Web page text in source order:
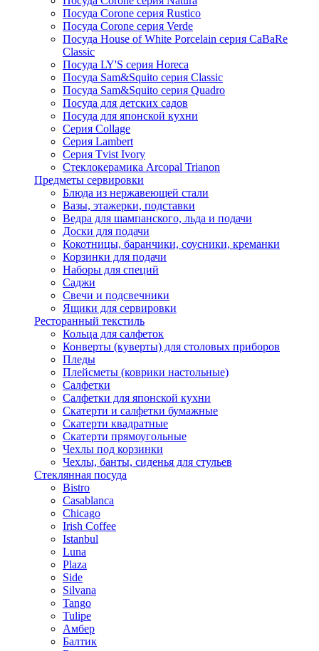
Посуда Corone серия Rustico
Посуда Corone серия Verde
Посуда House of White Porcelain серия CaBaRe
Classic
Посуда LY'S серия Horeca
Посуда Sam&Squito серия Classic
Посуда Sam&Squito серия Quadro
Посуда для детских садов
Посуда для японской кухни
Серия Collage
Серия Lambert
Серия Tvist Ivory
Стеклокерамика Arcopal Trianon
Предметы сервировки
Блюда из нержавеющей стали
Вазы, этажерки, подставки
Ведра для шампанского, льда и подачи
Доски для подачи
Кокотницы, баранчики, соусники, креманки
Корзинки для подачи
Наборы для специй
Саджи
Свечи и подсвечники
Ящики для сервировки
Ресторанный текстиль
Кольца для салфеток
Конверты (куверты) для столовых приборов
Пледы
Плейсметы (коврики настольные)
Салфетки
Салфетки для японской кухни
Скатерти и салфетки бумажные
Скатерти квадратные
Скатерти прямоугольные
Чехлы под корзинки
Чехлы, банты, сиденья для стульев
Стеклянная посуда
Bistro
Casablanca
Chicago
Irish Coffee
Istanbul
Luna
Plaza
Side
Silvana
Tango
Tulipe
Амбер
Балтик